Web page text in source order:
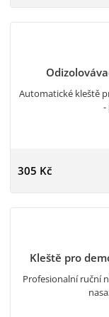
Automatické kleště
-
305 Kč
Kleště pro
Profesionalní ruční